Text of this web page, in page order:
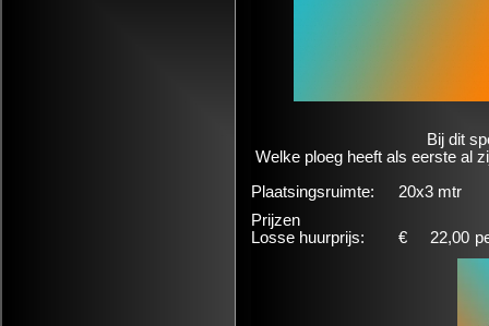
Bij dit
Welke ploeg heeft als eerste al
Plaatsingsruimte:
20x3 mtr
Prijzen
Losse huurprijs:
€ 22,00